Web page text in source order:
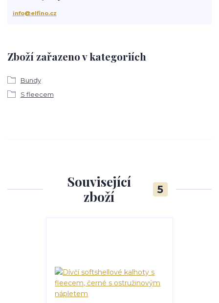
Zboží zařazeno v kategoriích
Bundy
S fleecem
info@elfino.cz
Související
zboží
5